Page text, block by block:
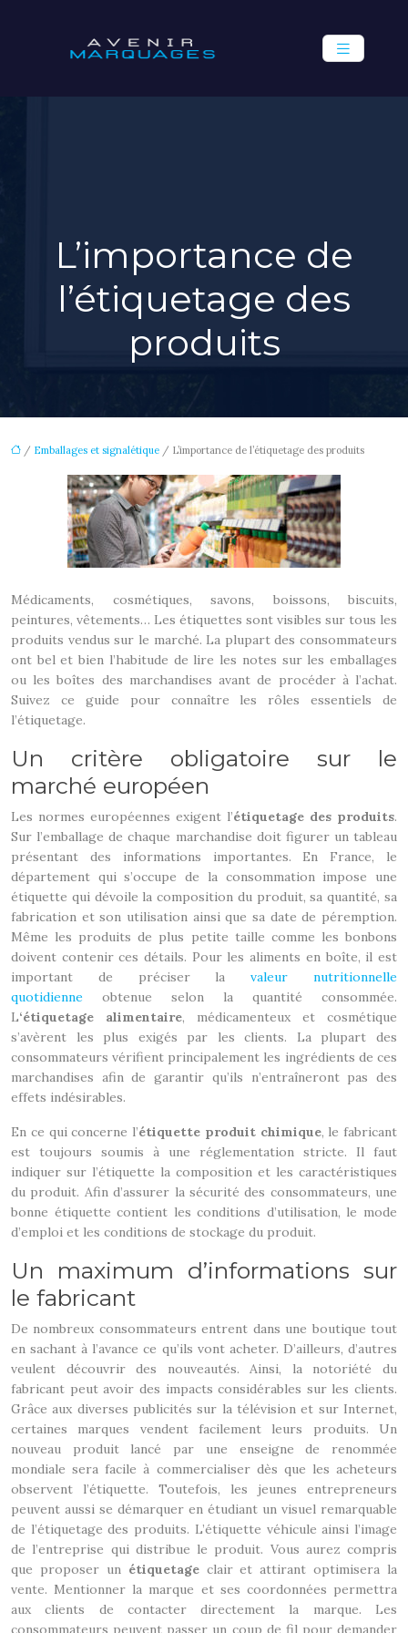
L’importance de
l’étiquetage des
produits
/ Emballages et signalétique / L’importance de l’étiquetage des produits
Médicaments, cosmétiques, savons, boissons, biscuits,
peintures, vêtements… Les étiquettes sont visibles sur tous les
produits vendus sur le marché. La plupart des consommateurs
ont bel et bien l’habitude de lire les notes sur les emballages
ou les boîtes des marchandises avant de procéder à l’achat.
Suivez ce guide pour connaître les rôles essentiels de
l’étiquetage.
Un critère obligatoire sur le
marché européen
Les normes européennes exigent l’étiquetage des produits.
Sur l’emballage de chaque marchandise doit figurer un tableau
présentant des informations importantes. En France, le
département qui s’occupe de la consommation impose une
étiquette qui dévoile la composition du produit, sa quantité, sa
fabrication et son utilisation ainsi que sa date de péremption.
Même les produits de plus petite taille comme les bonbons
doivent contenir ces détails. Pour les aliments en boîte, il est
important de préciser lavaleur nutritionnelle
quotidienne obtenue selon la quantité consommée.
L‘étiquetage alimentaire, médicamenteux et cosmétique
s’avèrent les plus exigés par les clients. La plupart des
consommateurs vérifient principalement les ingrédients de ces
marchandises afin de garantir qu’ils n’entraîneront pas des
effets indésirables.
En ce qui concerne l’étiquette produit chimique, le fabricant
est toujours soumis à une réglementation stricte. Il faut
indiquer sur l’étiquette la composition et les caractéristiques
du produit. Afin d’assurer la sécurité des consommateurs, une
bonne étiquette contient les conditions d’utilisation, le mode
d’emploi et les conditions de stockage du produit.
Un maximum d’informations sur
le fabricant
De nombreux consommateurs entrent dans une boutique tout
en sachant à l’avance ce qu’ils vont acheter. D’ailleurs, d’autres
veulent découvrir des nouveautés. Ainsi, la notoriété du
fabricant peut avoir des impacts considérables sur les clients.
Grâce aux diverses publicités sur la télévision et sur Internet,
certaines marques vendent facilement leurs produits. Un
nouveau produit lancé par une enseigne de renommée
mondiale sera facile à commercialiser dès que les acheteurs
observent l’étiquette. Toutefois, les jeunes entrepreneurs
peuvent aussi se démarquer en étudiant un visuel remarquable
de l’étiquetage des produits. L’étiquette véhicule ainsi l’image
de l’entreprise qui distribue le produit. Vous aurez compris
que proposer un étiquetageclair et attirant optimisera la
vente. Mentionner la marque et ses coordonnées permettra
aux clients de contacter directement la marque. Les
consommateurs peuvent passer un coup de fil pour demander